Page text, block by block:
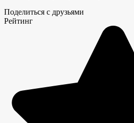
Поделиться с друзьями
Рейтинг